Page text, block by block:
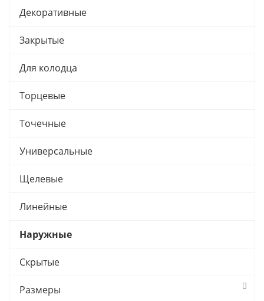
Декоративные
Закрытые
Для колодца
Торцевые
Точечные
Универсальные
Щелевые
Линейные
Наружные
Скрытые
Размеры